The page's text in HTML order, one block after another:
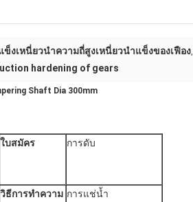
ข็งเหนี่ยวนำความถี่สูงเหนี่ยวนำแข็งของเฟือง,
hardening of gears
Shaft Dia 300mm
ใบสมัคร การดับ
วิธีการทำความ การแช่น้ำ